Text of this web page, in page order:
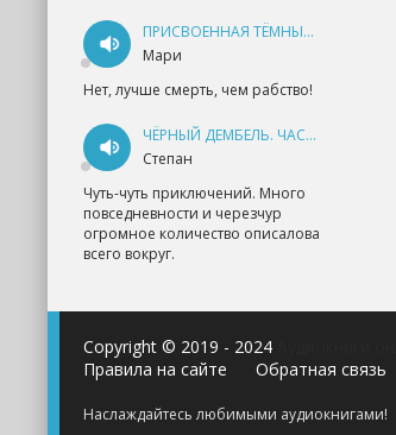
ПРИСВОЕННАЯ ТЁМНЫМ. ПРОКЛЯТАЯ ЛЮБОВЬ - АННА ГЕРР
Мари
Нет, лучше смерть, чем рабство!
ЧЁРНЫЙ ДЕМБЕЛЬ. ЧАСТЬ 1 - АНДРЕЙ ФЕДИН
Степан
Чуть-чуть приключений. Много
повседневности и черезчур
огромное количество описалова
всего вокруг.
Copyright © 2019 - 2024
Правила на сайте
Обратная связь
Наслаждайтесь любимыми аудиокнигами!